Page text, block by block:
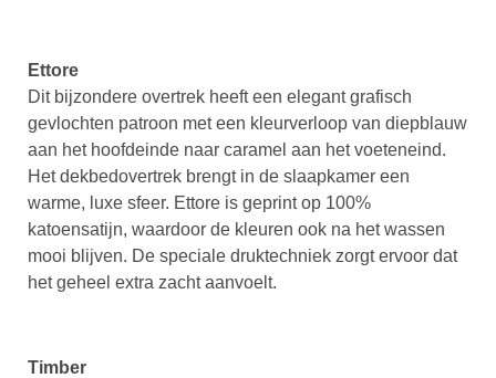
Ettore
Dit bijzondere overtrek heeft een elegant grafisch
gevlochten patroon met een kleurverloop van diepblauw
aan het hoofdeinde naar caramel aan het voeteneind.
Het dekbedovertrek brengt in de slaapkamer een
warme, luxe sfeer. Ettore is geprint op 100%
katoensatijn, waardoor de kleuren ook na het wassen
mooi blijven. De speciale druktechniek zorgt ervoor dat
het geheel extra zacht aanvoelt.
Timber